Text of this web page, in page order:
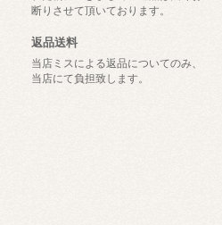
断りさせて頂いております。
返品送料
当店ミスによる返品についてのみ、
当店にて負担致します。